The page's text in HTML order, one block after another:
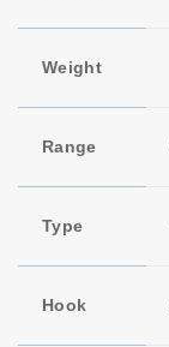
Weight
Range
Type
Hook